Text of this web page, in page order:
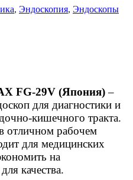
, Эндоскопия, Эндоскопы
FG-29V (Япония)–
для диагностики и
кишечного тракта.
отличном рабочем
для медицинских
на
качества.